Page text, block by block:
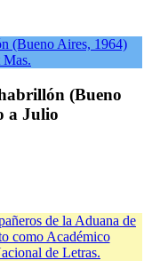
(Bueno
a Julio